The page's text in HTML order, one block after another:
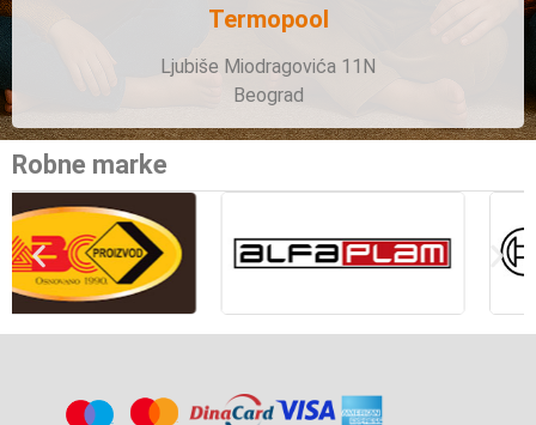
Termopool
Ljubiše Miodragovića 11N
Beograd
Robne marke